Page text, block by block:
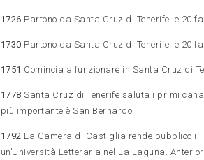
1726 Partono da Santa Cruz di Tenerife le 20
1730 Partono da Santa Cruz di Tenerife le 20
1751 Comincia a funzionare in Santa Cruz di
1778 Santa Cruz di Tenerife saluta i primi
più importante è San Bernardo.
1792 La Camera di Castiglia rende pubblico il
un’Università Letteraria nel La Laguna.